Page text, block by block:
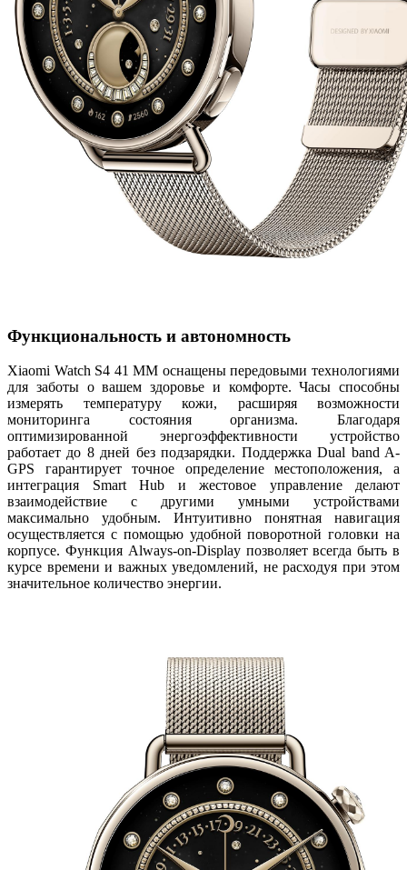
Функциональность и автономность
Xiaomi Watch S4 41 MM оснащены передовыми технологиями
для заботы о вашем здоровье и комфорте. Часы способны
измерять температуру кожи, расширяя возможности
мониторинга состояния организма. Благодаря
оптимизированной энергоэффективности устройство
работает до 8 дней без подзарядки. Поддержка Dual band A-
GPS гарантирует точное определение местоположения, а
интеграция Smart Hub и жестовое управление делают
взаимодействие с другими умными устройствами
максимально удобным. Интуитивно понятная навигация
осуществляется с помощью удобной поворотной головки на
корпусе. Функция Always-on-Display позволяет всегда быть в
курсе времени и важных уведомлений, не расходуя при этом
значительное количество энергии.